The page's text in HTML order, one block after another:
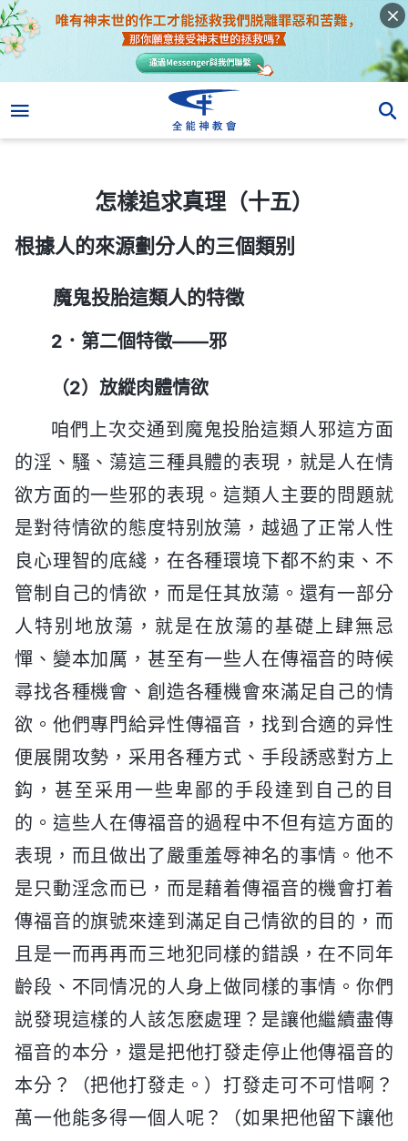
怎樣追求真理（十五）
根據人的來源劃分人的三個類别
魔鬼投胎這類人的特徵
2．第二個特徵——邪
（2）放縱肉體情欲
咱們上次交通到魔鬼投胎這類人邪這方面
的淫、騷、蕩這三種具體的表現，就是人在情
欲方面的一些邪的表現。這類人主要的問題就
是對待情欲的態度特别放蕩，越過了正常人性
良心理智的底綫，在各種環境下都不約束、不
管制自己的情欲，而是任其放蕩。還有一部分
人特别地放蕩，就是在放蕩的基礎上肆無忌
憚、變本加厲，甚至有一些人在傳福音的時候
尋找各種機會、創造各種機會來滿足自己的情
欲。他們專門給异性傳福音，找到合適的异性
便展開攻勢，采用各種方式、手段誘惑對方上
鈎，甚至采用一些卑鄙的手段達到自己的目
的。這些人在傳福音的過程中不但有這方面的
表現，而且做出了嚴重羞辱神名的事情。他不
是只動淫念而已，而是藉着傳福音的機會打着
傳福音的旗號來達到滿足自己情欲的目的，而
且是一而再再而三地犯同樣的錯誤，在不同年
齡段、不同情况的人身上做同樣的事情。你們
説發現這樣的人該怎麽處理？是讓他繼續盡傳
福音的本分，還是把他打發走停止他傳福音的
本分？（把他打發走。）打發走可不可惜啊？
萬一他能多得一個人呢？（如果把他留下讓他